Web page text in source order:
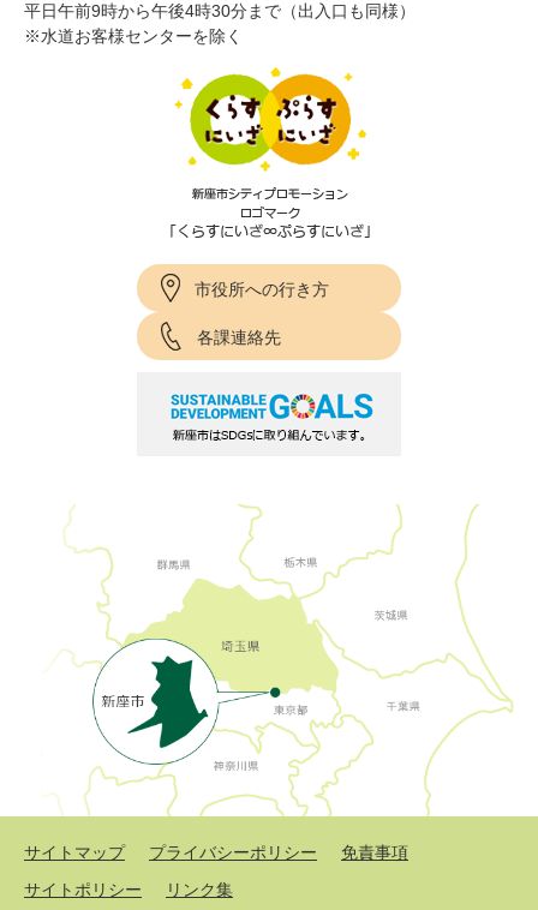
平日午前9時から午後4時30分まで（出入口も同様）
※水道お客様センターを除く
市役所への行き方
各課連絡先
サイトマップ プライバシーポリシー
免責事項
サイトポリシー
リンク集